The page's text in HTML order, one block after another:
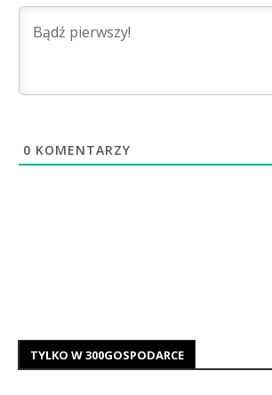
0 KOMENTARZY
TYLKO W 300GOSPODARCE